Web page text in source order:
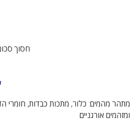
חסוך
מתהר מהמים: כלור, מתכות כבדות, חומרי
ומזהמים אורגניים
50 שקלים
נעדכן
מבצעים